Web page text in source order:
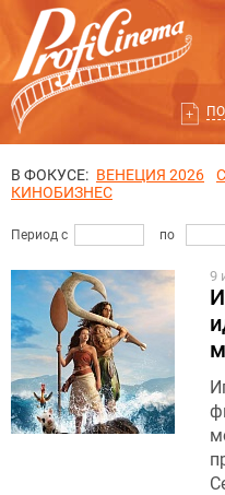
В ФОКУСЕ: ВЕНЕЦИЯ 2026
КИНОБИЗНЕС
Период с по
9